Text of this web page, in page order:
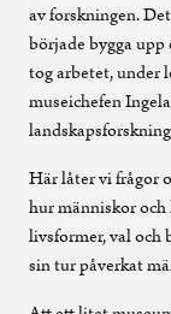
av forskningen.
började bygga
tog arbetet, under
museichefen
Här låter vi frågor
hur människor
livsformer, val och
sin tur påverkat